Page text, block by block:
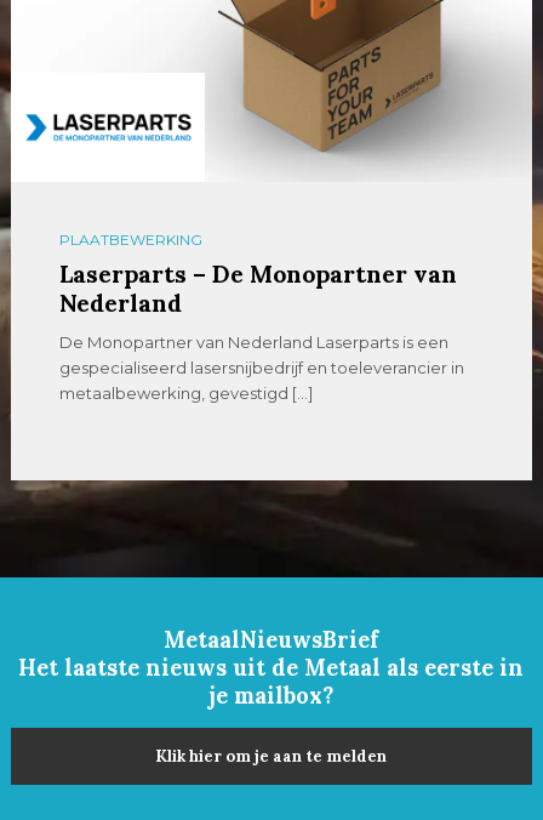
PLAATBEWERKING
Laserparts – De Monopartner van
Nederland
De Monopartner van Nederland Laserparts is een
gespecialiseerd lasersnijbedrijf en toeleverancier in
metaalbewerking, gevestigd […]
MetaalNieuwsBrief
Het laatste nieuws uit de Metaal als eerste in
je mailbox?
Klik hier om je aan te melden